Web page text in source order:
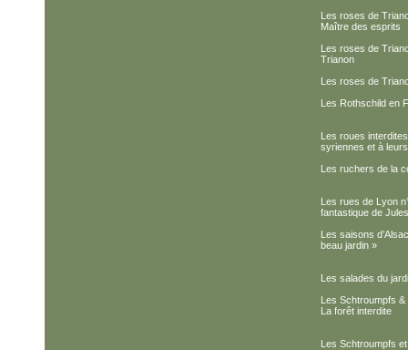
Les roses de
Maître des esprits
Les roses de
Trianon
Les roses de
Les Rothschild en
Les roues
syriennes et à
Les ruchers de la
Les rues de Lyon
fantastique de
Les saisons
beau jardin »
Les salades du
Les Schtroumpfs &
La forêt interdite
Les Schtroumpfs